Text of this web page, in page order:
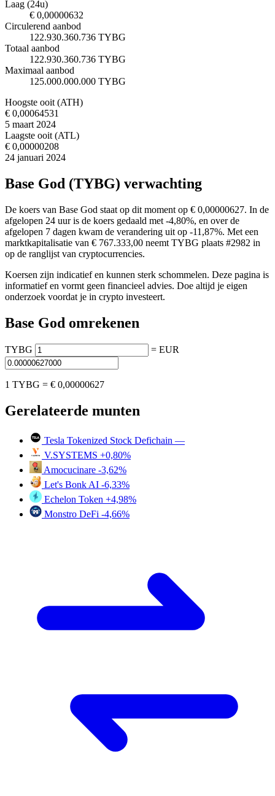
Laag (24u)
€ 0,00000632
Circulerend aanbod
122.930.360.736 TYBG
Totaal aanbod
122.930.360.736 TYBG
Maximaal aanbod
125.000.000.000 TYBG
Hoogste ooit (ATH)
€ 0,00064531
5 maart 2024
Laagste ooit (ATL)
€ 0,00000208
24 januari 2024
Base God (TYBG) verwachting
De koers van Base God staat op dit moment op € 0,00000627. In de
afgelopen 24 uur is de koers gedaald met -4,80%, en over de
afgelopen 7 dagen kwam de verandering uit op -11,87%. Met een
marktkapitalisatie van € 767.333,00 neemt TYBG plaats #2982 in
op de ranglijst van cryptocurrencies.
Koersen zijn indicatief en kunnen sterk schommelen. Deze pagina is
informatief en vormt geen financieel advies. Doe altijd je eigen
onderzoek voordat je in crypto investeert.
Base God omrekenen
TYBG = EUR
1 TYBG = € 0,00000627
Gerelateerde munten
Tesla Tokenized Stock Defichain —
V.SYSTEMS +0,80%
Amocucinare -3,62%
Let's Bonk AI -6,33%
Echelon Token +4,98%
Monstro DeFi -4,66%